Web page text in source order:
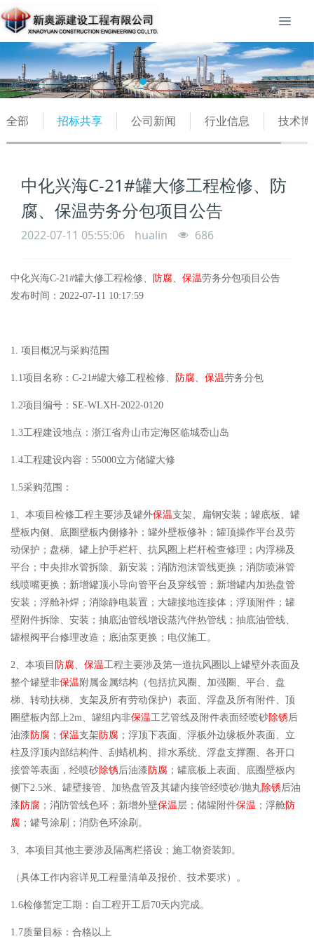
全部 招标共享 公司新闻 行业信息 技术
中化兴海C-21#罐大修工程检修、防
腐、保温劳务分包项目公告
2022-07-11 05:55:06 hualin 686
中化兴海C-21#罐大修工程检修、 防腐、 保温劳务分包项目公告
发布时间：2022-07-11 10:17:59
1. 项目概况与采购范围
1.1项目名称：C-21#罐大修工程检修、 防腐、 保温劳务分包
1.2项目编号：SE-WLXH-2022-0120
1.3工程建设地点：浙江省舟山市定海区临城岙山岛
1.4工程建设内容：55000立方储罐大修
1.5采购范围：
1、本项目检修工程主要涉及罐外保温支架、扁钢安装；罐底板、罐
壁板内侧、底圈壁板内侧修补；罐外壁板修补；罐顶操作平台及劳
动保护；盘梯、罐上护手栏杆、抗风圈上栏杆检查修理；内浮梯及
平台；中央排水管拆除、新安装；消防泡沫管线更换；消防喷淋管
线喷嘴更换；新增罐顶小导向管平台及穿线管；新增罐内加热盘管
安装；浮舱补焊；消除静电装置；大罐接地连接体；浮顶附件；罐
壁附件拆除、安装；抽底油管线增设蒸汽伴热管线；抽底油管线、
罐根阀平台修理改造；底油泵更换；电仪施工。
2、本项目 防腐、 保温工程主要涉及第一道抗风圈以上罐壁外表面及
整个罐壁非保温 附属金属结构（包括抗风圈、加强圈、平台、盘
梯、转动扶梯、支架及所有劳动保护）表面、浮盘及所有附件、顶
圈壁板内部上2m、罐组内非保温工艺管线及附件表面经喷砂除锈后
油漆 防腐 ； 保温支架 防腐 ；浮顶下表面、浮板外边缘板外表面、立
柱及浮顶内部结构件、刮蜡机构、排水系统、浮盘支撑圈、各开口
接管等表面，经喷砂除锈后油漆 防腐 ；罐底板上表面、底圈壁板内
侧下2.5米、罐壁接管、加热盘管及其罐内接管经喷砂/抛丸除锈后油
漆 防腐 ；消防管线色环；新增外壁保温层；储罐附件保温 ；浮舱防
腐 ；罐号涂刷；消防色环涂刷。
3、本项目其他主要涉及隔离栏搭设；施工物资装卸。
（具体工作内容详见工程量清单及报价、技术要求）。
1.6检修暂定工期：自工程开工后70天内完成。
1.7质量目标：合格以上